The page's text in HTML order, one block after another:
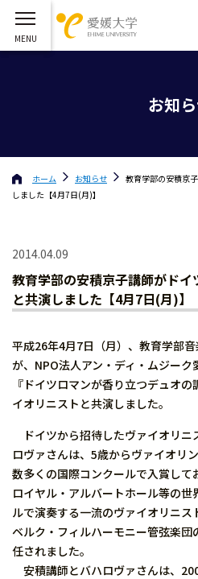
お知
ホーム お知らせ
教育学部の安積京
しました【4月7日(月)】
2014.04.09
教育学部の安積京子講師がド
と共演しました【4月7日(月)】
平成26年4月7日（月）、教育学部
が、NPO法人アン・ディ・ムジー
『ドイツロマンが香り立つデュオ
イオリニストと共演しました。
ドイツから招待したヴァイオリニ
ロヴァさんは、5歳からヴァイオリ
数多くの国際コンクールで入賞して
ロイヤル・アルバートホール等の
ルで演奏する一流のヴァイオリニ
ベルク・フィルハーモニー管弦楽団
任されました。
安積講師とバハロヴァさんは、